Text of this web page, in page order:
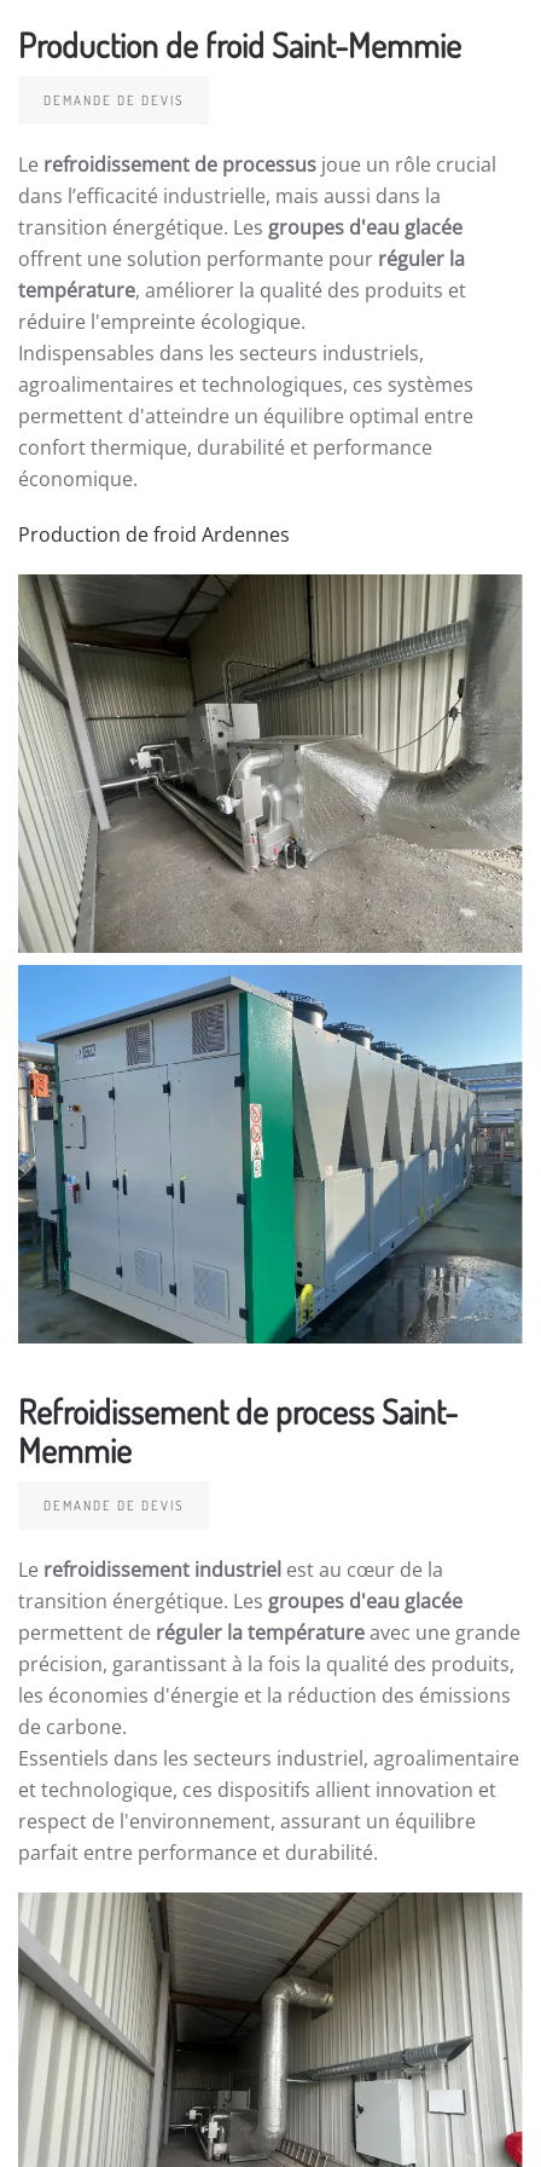
Production de froid Saint-Memmie
DEMANDE DE DEVIS
Le refroidissement de processus joue un rôle crucial
dans l’efficacité industrielle, mais aussi dans la
transition énergétique. Les groupes d'eau glacée
offrent une solution performante pour réguler la
température, améliorer la qualité des produits et
réduire l'empreinte écologique.
Indispensables dans les secteurs industriels,
agroalimentaires et technologiques, ces systèmes
permettent d'atteindre un équilibre optimal entre
confort thermique, durabilité et performance
économique.
Production de froid Ardennes
Refroidissement de process Saint-
Memmie
DEMANDE DE DEVIS
Le refroidissement industriel est au cœur de la
transition énergétique. Les groupes d'eau glacée
permettent de réguler la températureavec une grande
précision, garantissant à la fois la qualité des produits,
les économies d'énergie et la réduction des émissions
de carbone.
Essentiels dans les secteurs industriel, agroalimentaire
et technologique, ces dispositifs allient innovation et
respect de l'environnement, assurant un équilibre
parfait entre performance et durabilité.